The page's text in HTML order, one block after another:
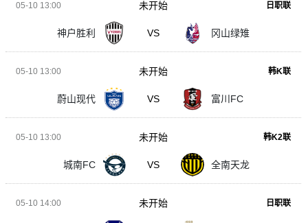
05-10 13:00 日职联
神户胜利 VS 冈山绿雉
未开始
05-10 13:00 韩K联
蔚山现代 VS 富川FC
未开始
05-10 13:00 韩K2联
城南FC VS 全南天龙
未开始
05-10 14:00 日职联
未开始